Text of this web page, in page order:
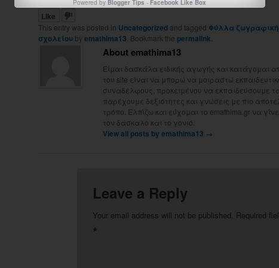
Like
This entry was posted in Uncategorized and tagged Φύλλα
σχολείου by emathima13 . Bookmark the permalink
About emathima13
Είμαι δασκάλα ειδικής αγωγής και κατάγομαι
του site είναι να μπορώ να μοιραστώ
συναδέλφους, προκειμένου να εκπαιδεύσουμε
παρέχουμε δεξιότητες και γνώσεις με πιο
τρόπο. Ελπίζω και εύχομαι το emathima.gr να
τον δάσκαλο και το γονιό.
View all posts by emathima13 →
Leave a Reply
Your email address will not be published. Required
*
Powered by Blogger Tips - Facebook Like Box